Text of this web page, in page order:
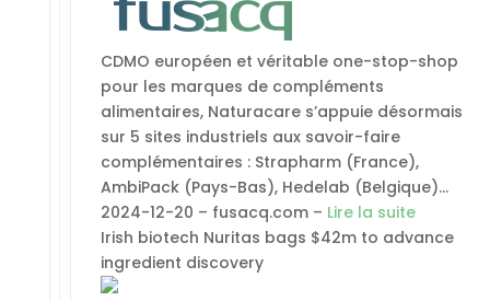
CDMO européen et véritable one-stop-shop
pour les marques de compléments
alimentaires, Naturacare s’appuie désormais
sur 5 sites industriels aux savoir-faire
complémentaires : Strapharm (France),
AmbiPack (Pays-Bas), Hedelab (Belgique)…
2024-12-20 – fusacq.com – Lire la suite
Irish biotech Nuritas bags $42m to advance
ingredient discovery